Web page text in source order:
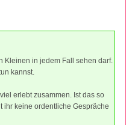
Kleinen in jedem Fall sehen darf.
kannst.
erlebt zusammen. Ist das so
ihr keine ordentliche Gespräche